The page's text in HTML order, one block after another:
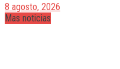
8 agosto, 2026
Mas noticias